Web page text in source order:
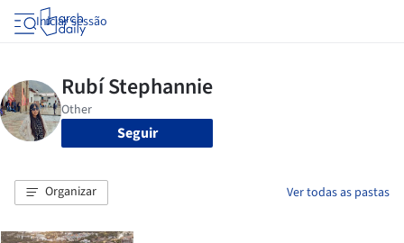
Iniciar sessão
Seguir
Organizar Ver todas as pastas